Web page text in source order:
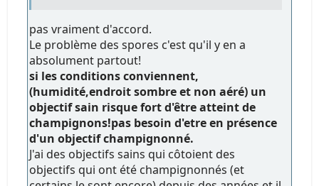
pas vraiment d'accord.
Le problème des spores c'est qu'il y en a
absolument partout!
si les conditions conviennent,
(humidité,endroit sombre et non aéré) un
objectif sain risque fort d'être atteint de
champignons!pas besoin d'etre en présence
d'un objectif champignonné.
J'ai des objectifs sains qui côtoient des
objectifs qui ont été champignonnés (et